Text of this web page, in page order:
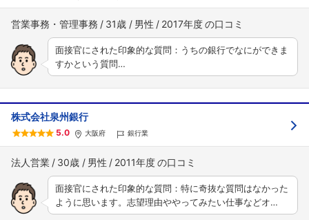
営業事務・管理事務 31歳 男性 2017年度
面接官にされた印象的な質問：うちの銀行でなにができま
すかという質問…
株式会社泉州銀行
5.0 大阪府 銀行業
法人営業 30歳 男性 2011年度
面接官にされた印象的な質問：特に奇抜な質問はなかった
ように思います。志望理由ややってみたい仕事などオ…